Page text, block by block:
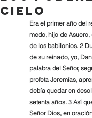
Cielo
Era el primer año del
medo, hijo de
de los babilonios. 2
de su reinado, yo,
palabra del Señor,
profeta Jeremías,
debía quedar en
setenta años. 3 Así
Señor Dios, en